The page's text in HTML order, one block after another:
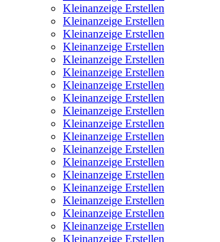
Kleinanzeige Erstellen
Kleinanzeige Erstellen
Kleinanzeige Erstellen
Kleinanzeige Erstellen
Kleinanzeige Erstellen
Kleinanzeige Erstellen
Kleinanzeige Erstellen
Kleinanzeige Erstellen
Kleinanzeige Erstellen
Kleinanzeige Erstellen
Kleinanzeige Erstellen
Kleinanzeige Erstellen
Kleinanzeige Erstellen
Kleinanzeige Erstellen
Kleinanzeige Erstellen
Kleinanzeige Erstellen
Kleinanzeige Erstellen
Kleinanzeige Erstellen
Kleinanzeige Erstellen